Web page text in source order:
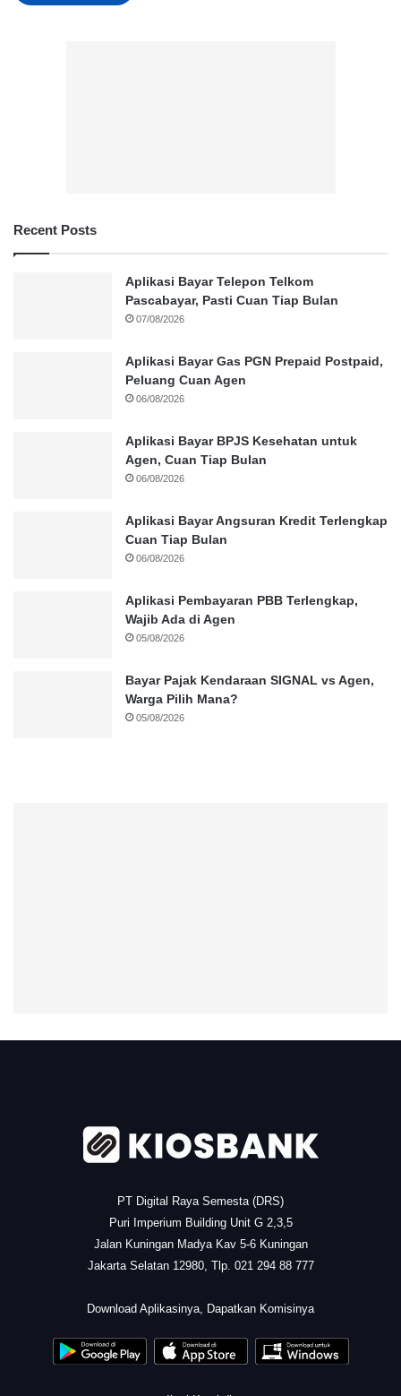
Recent Posts
Aplikasi Bayar Telepon Telkom
Pascabayar, Pasti Cuan Tiap Bulan
07/08/2026
Aplikasi Bayar Gas PGN Prepaid Postpaid,
Peluang Cuan Agen
06/08/2026
Aplikasi Bayar BPJS Kesehatan untuk
Agen, Cuan Tiap Bulan
06/08/2026
Aplikasi Bayar Angsuran Kredit Terlengkap
Cuan Tiap Bulan
06/08/2026
Aplikasi Pembayaran PBB Terlengkap,
Wajib Ada di Agen
05/08/2026
Bayar Pajak Kendaraan SIGNAL vs Agen,
Warga Pilih Mana?
05/08/2026
.
PT Digital Raya Semesta (DRS)
Puri Imperium Building Unit G 2,3,5
Jalan Kuningan Madya Kav 5-6 Kuningan
Jakarta Selatan 12980, Tlp. 021 294 88 777
Download Aplikasinya, Dapatkan Komisinya